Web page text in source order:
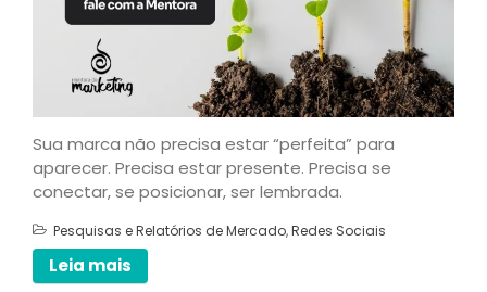
Contato
Artigos
Sua marca não precisa estar “perfeita” para
aparecer. Precisa estar presente. Precisa se
conectar, se posicionar, ser lembrada.
Pesquisas e Relatórios de Mercado,Redes Sociais
Leia mais